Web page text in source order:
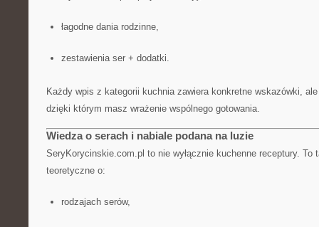
łagodne dania rodzinne,
zestawienia ser + dodatki.
Każdy wpis z kategorii kuchnia zawiera konkretne wskazówki,
dzięki którym masz wrażenie wspólnego gotowania.
Wiedza o serach i nabiale podana na luzie
SeryKorycinskie.com.pl to nie wyłącznie kuchenne receptury. To
teoretyczne o:
rodzajach serów,